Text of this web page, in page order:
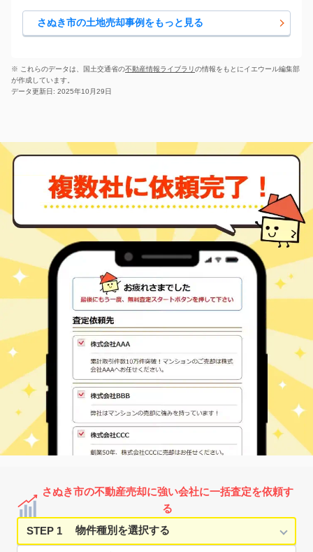
さぬき市の土地売却事例をもっと見る
※ これらのデータは、国土交通省の不動産情報ライブラリの情報をもとにイエウール編集部
が作成しています。
データ更新日: 2025年10月29日
さぬき市の不動産売却に強い会社に一括査定を依頼す
る
STEP 1